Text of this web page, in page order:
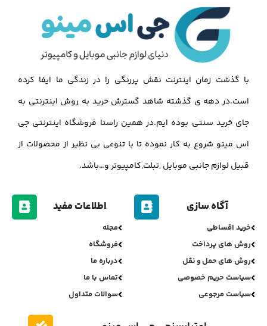
با گذشت زمان اینترنت نقش پررنگی را در زندگی ما ایفا کرده
است.در دهه ی گذشته شاهد گسترش خرید به روش اینترنتی به
جای خرید سنتی بوده ایم.در همین راستا فروشگاه اینترنتی جی
اس مینو شروع به کار نموده تا با تنوعی بی نظیر از محصولات از
قبیل لوازم جانبی موبایل ,تبلت,کامپیوتر و…باشد.
آگاه سازی
خرید اقساطی
روش های پرداخت
روش های حمل و نقل
سیاست حریم خصوصی
سیاست مرجوعی
اطلاعات مفید
مجله
فروشگاه
درباره ما
تماس با ما
سوالات متداول